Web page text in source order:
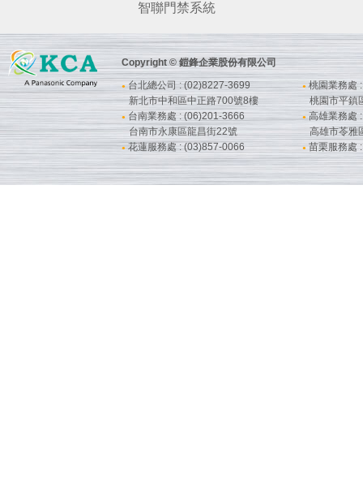
智聯門禁系統
Copyright © 鎧鋒企業股份有限公司
●台北總公司 : (02)8227-3699
新北市中和區中正路700號8樓
● 桃園業務處
桃園市平鎮
● 台南業務處 : (06)201-3666
台南市永康區龍昌街22號
●高雄業務處
高雄市苓雅
●花蓮服務處 : (03)857-0066 ● 苗栗服務處